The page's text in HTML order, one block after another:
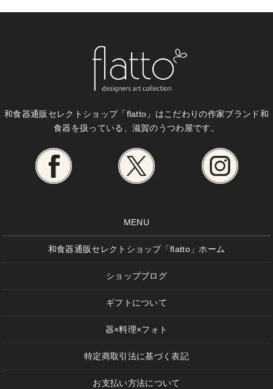
和食器通販セレクトショップ「flatto」はこだわりの作家ブランド和
食器を扱っている、滋賀のうつわ屋です。
MENU
和食器通販セレクトショップ「flatto」ホーム
ショップブログ
ギフトについて
器×料理×フォト
特定商取引法に基づく表記
お支払い方法について